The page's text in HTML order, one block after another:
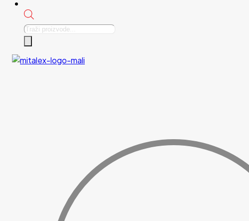
Products
search